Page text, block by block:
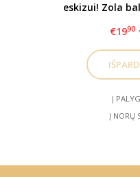
eskizui! Zola
€1990
Į
Į NORŲ